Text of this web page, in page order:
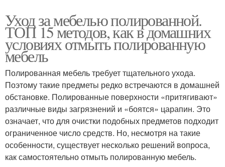
Уход за мебелью полированной.
ТОП 15 методов, как в домашних
условиях отмыть полированную
мебель
Полированная мебель требует тщательного ухода.
Поэтому такие предметы редко встречаются в домашней
обстановке. Полированные поверхности «притягивают»
различные виды загрязнений и «боятся» царапин. Это
означает, что для очистки подобных предметов подходит
ограниченное число средств. Но, несмотря на такие
особенности, существует несколько решений вопроса,
как самостоятельно отмыть полированную мебель.